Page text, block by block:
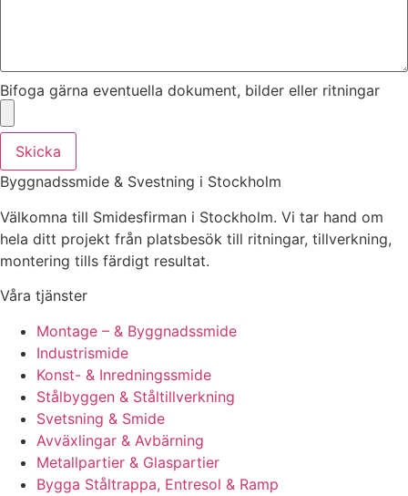
Bifoga gärna eventuella dokument, bilder eller ritningar
Skicka
Byggnadssmide & Svestning i Stockholm
Välkomna till Smidesfirman i Stockholm. Vi tar hand om
hela ditt projekt från platsbesök till ritningar, tillverkning,
montering tills färdigt resultat.
Våra tjänster
Montage – & Byggnadssmide
Industrismide
Konst- & Inredningssmide
Stålbyggen & Ståltillverkning
Svetsning & Smide
Avväxlingar & Avbärning
Metallpartier & Glaspartier
Bygga Ståltrappa, Entresol & Ramp